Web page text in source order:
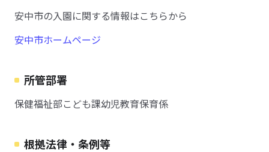
安中市の入園に関する情報はこちらから
安中市ホームページ
所管部署
保健福祉部こども課幼児教育保育係
根拠法律・条例等